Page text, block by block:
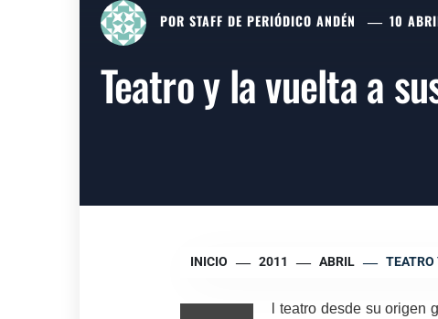
POR STAFF DE PERIÓDICO ANDÉN 10
Teatro y la vuelta a
INICIO 2011 ABRIL TEATRO
l teatro desde su